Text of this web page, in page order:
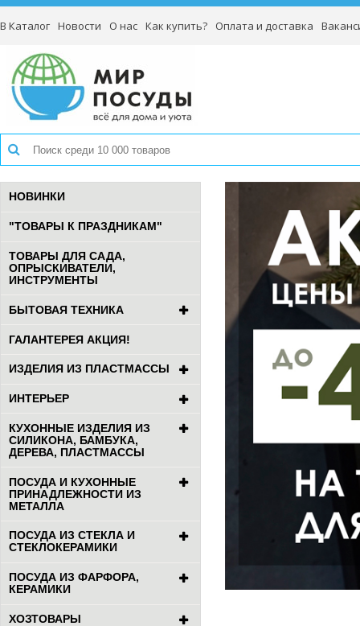
В Каталог Новости О нас Как купить? Оплата и доставка
НОВИНКИ
"ТОВАРЫ К ПРАЗДНИКАМ"
ТОВАРЫ ДЛЯ САДА,
ОПРЫСКИВАТЕЛИ,
ИНСТРУМЕНТЫ
БЫТОВАЯ ТЕХНИКА
ГАЛАНТЕРЕЯ АКЦИЯ!
ИЗДЕЛИЯ ИЗ ПЛАСТМАССЫ
ИНТЕРЬЕР
КУХОННЫЕ ИЗДЕЛИЯ ИЗ
СИЛИКОНА, БАМБУКА,
ДЕРЕВА, ПЛАСТМАССЫ
ПОСУДА И КУХОННЫЕ
ПРИНАДЛЕЖНОСТИ ИЗ
МЕТАЛЛА
ПОСУДА ИЗ СТЕКЛА И
СТЕКЛОКЕРАМИКИ
ПОСУДА ИЗ ФАРФОРА,
КЕРАМИКИ
ХОЗТОВАРЫ